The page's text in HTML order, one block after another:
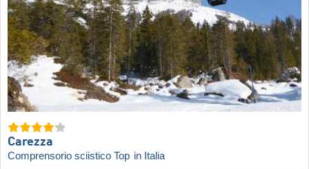
Carezza
Comprensorio sciistico Top in Italia